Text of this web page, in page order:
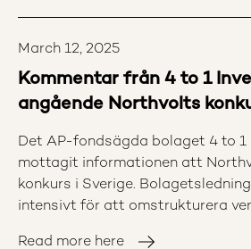
hållbarhetsarbete och under 2024
Etikrådet två
inneburit en betydande
påverkansarbetet, inte minst inom
fokusområdena. Åsa Mossberg, ordförande för AP-
fondernas etikråd under 2024:
utökade resurser både
March 12, 2025
Kommentar från 4 to 1
angående Northvolts
Det AP-fondsägda bolaget 4 to 1
mottagit informationen att
konkurs i Sverige.
intensivt för att omstrukturera
Read more here